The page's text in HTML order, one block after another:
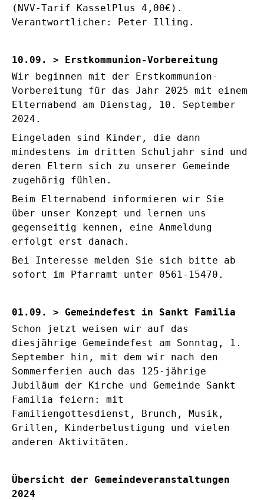
(NVV-Tarif KasselPlus 4,00€).
Verantwortlicher: Peter Illing.
10.09. > Erstkommunion-Vorbereitung
Wir beginnen mit der Erstkommunion-
Vorbereitung für das Jahr 2025 mit einem
Elternabend am Dienstag, 10. September
2024.
Eingeladen sind Kinder, die dann
mindestens im dritten Schuljahr sind und
deren Eltern sich zu unserer Gemeinde
zugehörig fühlen.
Beim Elternabend informieren wir Sie
über unser Konzept und lernen uns
gegenseitig kennen, eine Anmeldung
erfolgt erst danach.
Bei Interesse melden Sie sich bitte ab
sofort im Pfarramt unter 0561-15470.
01.09. > Gemeindefest in Sankt Familia
Schon jetzt weisen wir auf das
diesjährige Gemeindefest am Sonntag, 1.
September hin, mit dem wir nach den
Sommerferien auch das 125-jährige
Jubiläum der Kirche und Gemeinde Sankt
Familia feiern: mit
Familiengottesdienst, Brunch, Musik,
Grillen, Kinderbelustigung und vielen
anderen Aktivitäten.
Übersicht der Gemeindeveranstaltungen
2024